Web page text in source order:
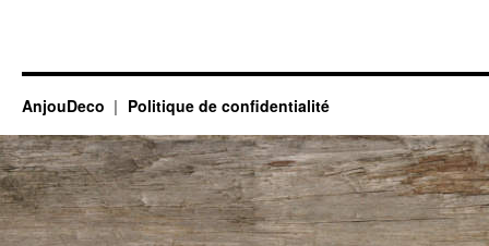
AnjouDeco Politique de confidentialité